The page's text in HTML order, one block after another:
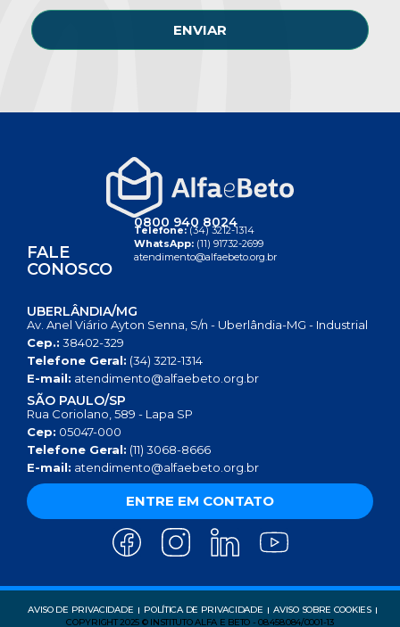
ENVIAR
FALE
CONOSCO
0800 940 8024
Telefone:(34) 3212-1314
WhatsApp: (11) 91732-2699
atendimento@alfaebeto.org.br
UBERLÂNDIA/MG
Av. Anel Viário Ayton Senna, S/n - Uberlândia-MG - Industrial
Cep.: 38402-329
Telefone Geral: (34) 3212-1314
E-mail: atendimento@alfaebeto.org.br
SÃO PAULO/SP
Rua Coriolano, 589 - Lapa SP
Cep: 05047-000
Telefone Geral: (11) 3068-8666
E-mail: atendimento@alfaebeto.org.br
ENTRE EM CONTATO
AVISO DE PRIVACIDADE POLÍTICA DE PRIVACIDADE
AVISO SOBRE COOKIES
COPYRIGHT 2025 © INSTITUTO ALFA E BETO - 08.458.084/0001-13